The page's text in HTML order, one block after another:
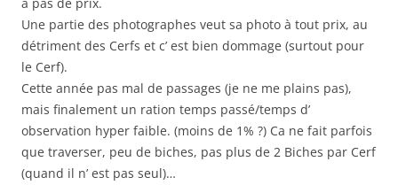
Une partie des photographes veut sa photo à tout prix, au
détriment des Cerfs et c’ est bien dommage (surtout pour
le Cerf).
Cette année pas mal de passages (je ne me plains pas),
mais finalement un ration temps passé/temps d’
observation hyper faible. (moins de 1% ?) Ca ne fait parfois
que traverser, peu de biches, pas plus de 2 Biches par Cerf
(quand il n’ est pas seul)…